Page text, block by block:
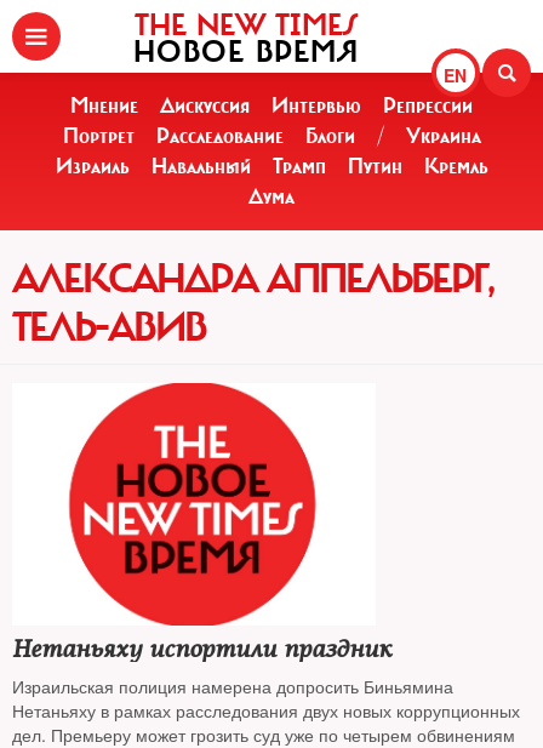
EN
THE NEW TIMES
НОВОЕ ВРЕМЯ
Мнение Дискуссия Интервью
Репрессии
Портрет
Расследование Блоги /
Украина
Израиль
Навальный Трамп Путин
Кремль
Дума
АЛЕКСАНДРА АППЕЛЬБЕРГ,
ТЕЛЬ-АВИВ
Нетаньяху испортили праздник
Израильская полиция намерена допросить Биньямина
Нетаньяху в рамках расследования двух новых коррупционных
дел. Премьеру может грозить суд уже по четырем обвинениям